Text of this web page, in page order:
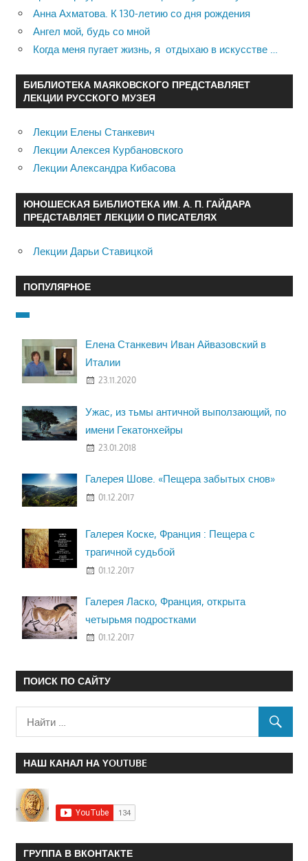
Анна Ахматова. К 130-летию со дня рождения
Ангел мой, будь со мной
Когда меня пугает жизнь, я отдыхаю в искусстве …
БИБЛИОТЕКА МАЯКОВСКОГО ПРЕДСТАВЛЯЕТ
ЛЕКЦИИ РУССКОГО МУЗЕЯ
Лекции Елены Станкевич
Лекции Алексея Курбановского
Лекции Александра Кибасова
ЮНОШЕСКАЯ БИБЛИОТЕКА ИМ. А. П. ГАЙДАРА
ПРЕДСТАВЛЯЕТ ЛЕКЦИИ О ПИСАТЕЛЯХ
Лекции Дарьи Ставицкой
ПОПУЛЯРНОЕ
Елена Станкевич Иван Айвазовский в
Италии
23.11.2020
Ужас, из тьмы античной выползающий, по
имени Гекатонхейры
23.01.2018
Галерея Шове. «Пещера забытых снов»
01.12.2017
Галерея Коске, Франция : Пещера с
трагичной судьбой
01.12.2017
Галерея Ласко, Франция, открыта
четырьмя подростками
01.12.2017
ПОИСК ПО САЙТУ
НАШ КАНАЛ НА YOUTUBE
ГРУППА В ВКОНТАКТЕ